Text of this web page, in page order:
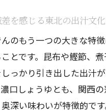
を感じる東北の出汁文化
のもう一つの大きな特
とです。昆布や鰹節、
っかり引き出した出汁
口しょうゆとも、関西
深い味わいが特徴的です